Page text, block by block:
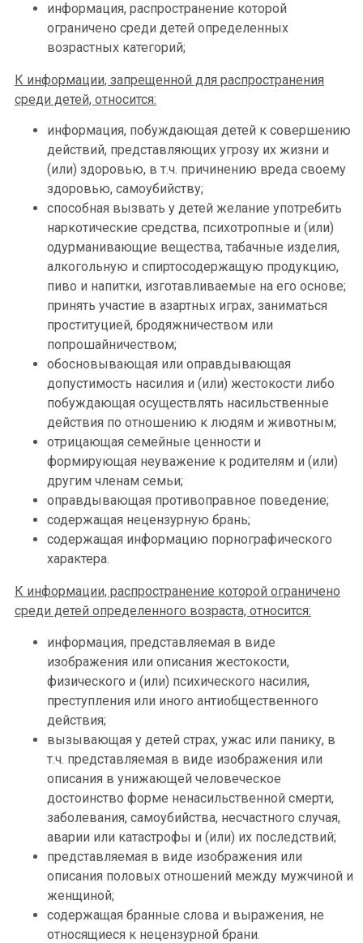
информация, распространение которой
ограничено среди детей определенных
возрастных категорий;
К информации, запрещенной для распространения
среди детей, относится:
информация, побуждающая детей к совершению
действий, представляющих угрозу их жизни и
(или) здоровью, в т.ч. причинению вреда своему
здоровью, самоубийству;
способная вызвать у детей желание употребить
наркотические средства, психотропные и (или)
одурманивающие вещества, табачные изделия,
алкогольную и спиртосодержащую продукцию,
пиво и напитки, изготавливаемые на его основе;
принять участие в азартных играх, заниматься
проституцией, бродяжничеством или
попрошайничеством;
обосновывающая или оправдывающая
допустимость насилия и (или) жестокости либо
побуждающая осуществлять насильственные
действия по отношению к людям и животным;
отрицающая семейные ценности и
формирующая неуважение к родителям и (или)
другим членам семьи;
оправдывающая противоправное поведение;
содержащая нецензурную брань;
содержащая информацию порнографического
характера.
К информации, распространение которой ограничено
среди детей определенного возраста, относится:
информация, представляемая в виде
изображения или описания жестокости,
физического и (или) психического насилия,
преступления или иного антиобщественного
действия;
вызывающая у детей страх, ужас или панику, в
т.ч. представляемая в виде изображения или
описания в унижающей человеческое
достоинство форме ненасильственной смерти,
заболевания, самоубийства, несчастного случая,
аварии или катастрофы и (или) их последствий;
представляемая в виде изображения или
описания половых отношений между мужчиной и
женщиной;
содержащая бранные слова и выражения, не
относящиеся к нецензурной брани.